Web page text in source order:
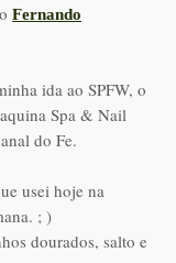
Fernando
ida ao SPFW, o
Spa & Nail
do Fe.
usei hoje na
; )
dourados, salto e